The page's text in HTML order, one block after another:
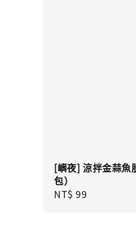
[嶼夜] 涼拌金蒜
包）
Regular
NT$ 99